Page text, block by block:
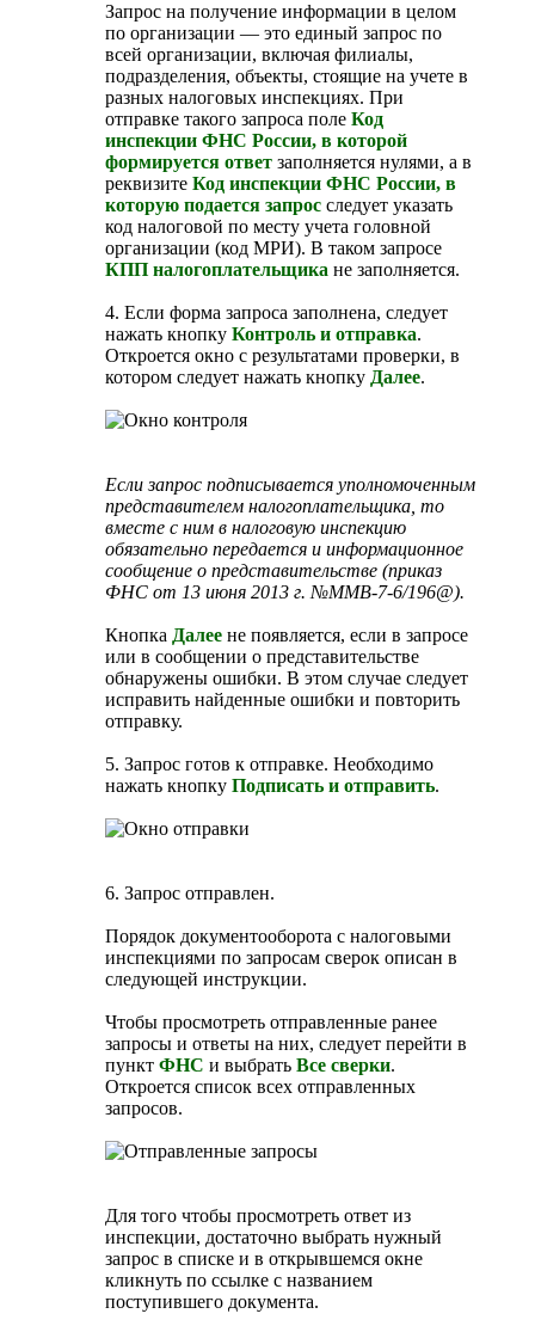
Запрос на получение информации в целом
по организации — это единый запрос по
всей организации, включая филиалы,
подразделения, объекты, стоящие на учете в
разных налоговых инспекциях. При
отправке такого запроса поле Код
инспекции ФНС России, в которой
формируется ответ заполняется нулями, а в
реквизите Код инспекции ФНС России, в
которую подается запрос следует указать
код налоговой по месту учета головной
организации (код МРИ). В таком запросе
КПП налогоплательщика не заполняется.
4. Если форма запроса заполнена, следует
нажать кнопку Контроль и отправка.
Откроется окно с результатами проверки, в
котором следует нажать кнопку Далее.
Если запрос подписывается уполномоченным
представителем налогоплательщика, то
вместе с ним в налоговую инспекцию
обязательно передается и информационное
сообщение о представительстве (приказ
ФНС от 13 июня 2013 г. №ММВ-7-6/196@).
Кнопка Далее не появляется, если в запросе
или в сообщении о представительстве
обнаружены ошибки. В этом случае следует
исправить найденные ошибки и повторить
отправку.
5. Запрос готов к отправке. Необходимо
нажать кнопку Подписать и отправить.
6. Запрос отправлен.
Порядок документооборота с налоговыми
инспекциями по запросам сверок описан в
следующей инструкции.
Чтобы просмотреть отправленные ранее
запросы и ответы на них, следует перейти в
пункт ФНС и выбрать Все сверки.
Откроется список всех отправленных
запросов.
Для того чтобы просмотреть ответ из
инспекции, достаточно выбрать нужный
запрос в списке и в открывшемся окне
кликнуть по ссылке с названием
поступившего документа.